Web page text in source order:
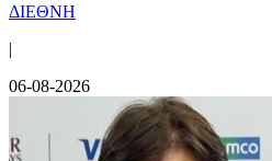
ΔΙΕΘΝΗ
|
06-08-2026